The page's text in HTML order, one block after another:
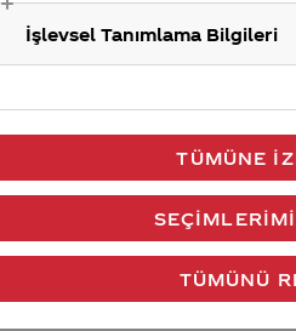
verdiğimiz cevap aklındaki
Gönder
İşlevsel Tanımlama Bilgileri
TÜMÜNE
TÜMÜNÜ